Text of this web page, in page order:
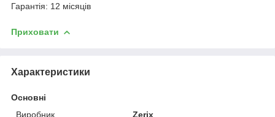
Гарантія: 12 місяців
Приховати
Характеристики
Основні
Виробник
Zerix